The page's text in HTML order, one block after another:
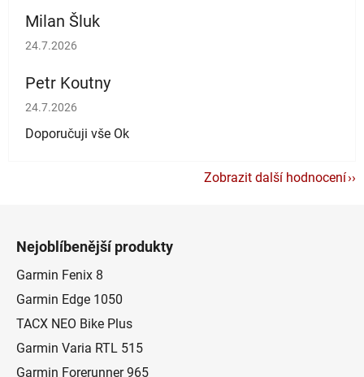
Milan Šluk
Hodnocení obchodu je 5 z 5 hvězdiček.
24.7.2026
Petr Koutny
Hodnocení obchodu je 5 z 5 hvězdiček.
24.7.2026
Doporučuji vše Ok
Zobrazit další hodnocení
Nejoblíbenější produkty
Garmin Fenix 8
Garmin Edge 1050
TACX NEO Bike Plus
Garmin Varia RTL 515
Garmin Forerunner 965